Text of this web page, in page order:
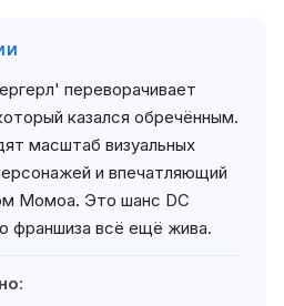
переворачивает
казался обречённым.
масштаб визуальных
и впечатляющий
Момоа. Это шанс DC
франшиза всё ещё жива.